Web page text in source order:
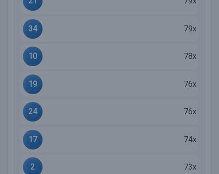
34 79x
10 78x
19 76x
24 76x
17 74x
2 73x